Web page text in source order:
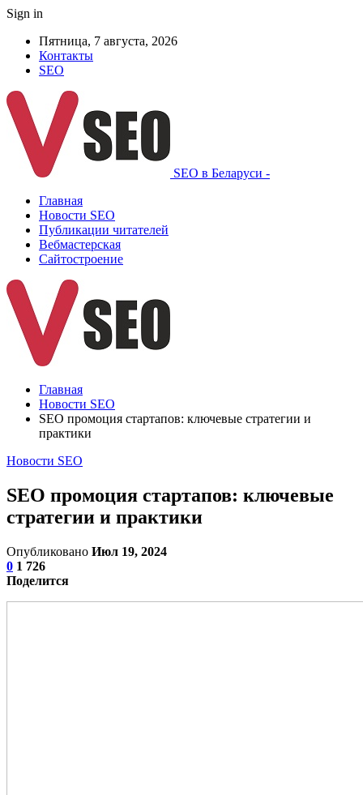
Sign in
Пятница, 7 августа, 2026
Контакты
SEO
SEO в Беларуси -
Главная
Новости SEO
Публикации читателей
Вебмастерская
Сайтостроение
Главная
Новости SEO
SEO промоция стартапов: ключевые стратегии и
практики
Новости SEO
SEO промоция стартапов: ключевые
стратегии и практики
Опубликовано Июл 19, 2024
0 1 726
Поделится